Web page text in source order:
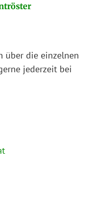
über die einzelnen
jederzeit bei